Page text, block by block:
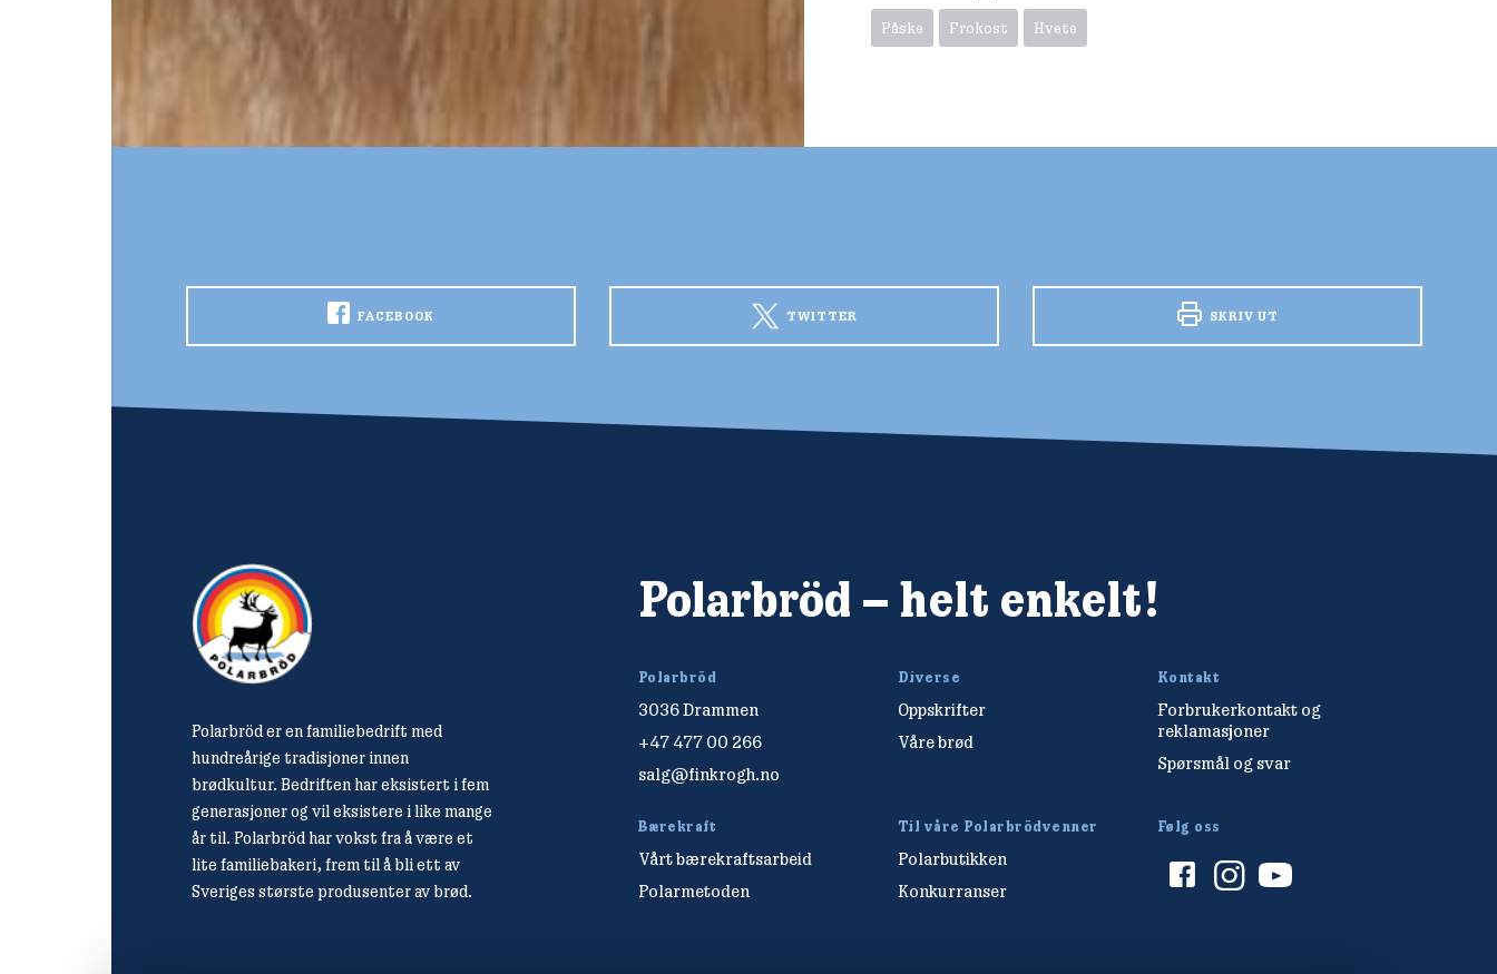
Påske Frokost Hvete
FACEBOOK TWITTER SKRIV UT
Polarbröd er en familiebedrift med
hundreårige tradisjoner innen
brødkultur. Bedriften har eksistert i fem
generasjoner og vil eksistere i like mange
år til. Polarbröd har vokst fra å være et
lite familiebakeri, frem til å bli ett av
Sveriges største produsenter av brød.
Polarbröd – helt enkelt!
Polarbröd
3036 Drammen
+47 477 00 266
salg@finkrogh.no
Diverse
Oppskrifter
Våre brød
Kontakt
Forbrukerkontakt og
reklamasjoner
Spørsmål og svar
Bærekraft
Vårt bærekraftsarbeid
Polarmetoden
Til våre Polarbrödvenner
Polarbutikken
Konkurranser
Følg oss